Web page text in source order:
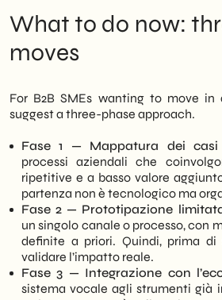
What to do now:
moves
For B2B SMEs wanting to move
suggest a three-phase approach.
Fase 1 — Mappatura dei casi
processi aziendali che
ripetitive e a basso valore
partenza non è tecnologico ma
Fase 2 — Prototipazione
un singolo canale o processo, con
definite a priori. Quindi, prima di
validare l’impatto reale.
Fase 3 — Integrazione con
sistema vocale agli strumenti già